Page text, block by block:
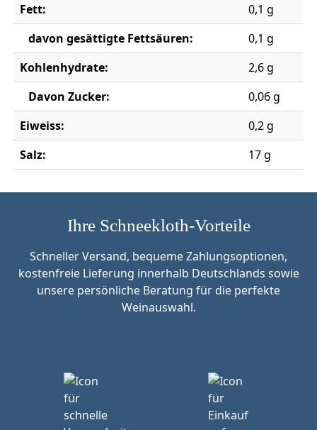
Fett:
0,1 g
davon gesättigte Fettsäuren:
0,1 g
Kohlenhydrate:
2,6 g
Davon Zucker:
0,06 g
Eiweiss:
0,2 g
Salz:
17 g
Ihre Schneekloth-Vorteile
Schneller Versand, bequeme Zahlungsoptionen,
kostenfreie Lieferung innerhalb Deutschlands sowie
unsere persönliche Beratung für die perfekte
Weinauswahl.